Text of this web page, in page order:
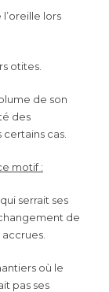
lors
otites.
de son
des
cas.
motif :
serrait ses
de
où le
pas ses